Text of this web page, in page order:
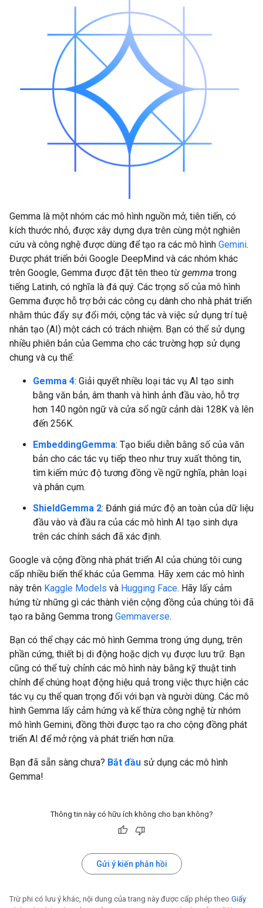
Gemma là một nhóm các mô hình nguồn mở, tiên tiến, có
kích thước nhỏ, được xây dựng dựa trên cùng một nghiên
cứu và công nghệ được dùng để tạo ra các mô hình Gemini.
Được phát triển bởi Google DeepMind và các nhóm khác
trên Google, Gemma được đặt tên theo từ gemma trong
tiếng Latinh, có nghĩa là đá quý. Các trọng số của mô hình
Gemma được hỗ trợ bởi các công cụ dành cho nhà phát triển
nhằm thúc đẩy sự đổi mới, cộng tác và việc sử dụng trí tuệ
nhân tạo (AI) một cách có trách nhiệm. Bạn có thể sử dụng
nhiều phiên bản của Gemma cho các trường hợp sử dụng
chung và cụ thể:
Gemma 4: Giải quyết nhiều loại tác vụ AI tạo sinh
bằng văn bản, âm thanh và hình ảnh đầu vào, hỗ trợ
hơn 140 ngôn ngữ và cửa sổ ngữ cảnh dài 128K và lên
đến 256K.
EmbeddingGemma: Tạo biểu diễn bằng số của văn
bản cho các tác vụ tiếp theo như truy xuất thông tin,
tìm kiếm mức độ tương đồng về ngữ nghĩa, phân loại
và phân cụm.
ShieldGemma 2: Đánh giá mức độ an toàn của dữ liệu
đầu vào và đầu ra của các mô hình AI tạo sinh dựa
trên các chính sách đã xác định.
Google và cộng đồng nhà phát triển AI của chúng tôi cung
cấp nhiều biến thể khác của Gemma. Hãy xem các mô hình
này trên Kaggle Models và Hugging Face. Hãy lấy cảm
hứng từ những gì các thành viên cộng đồng của chúng tôi đã
tạo ra bằng Gemma trong Gemmaverse.
Bạn có thể chạy các mô hình Gemma trong ứng dụng, trên
phần cứng, thiết bị di động hoặc dịch vụ được lưu trữ. Bạn
cũng có thể tuỳ chỉnh các mô hình này bằng kỹ thuật tinh
chỉnh để chúng hoạt động hiệu quả trong việc thực hiện các
tác vụ cụ thể quan trọng đối với bạn và người dùng. Các mô
hình Gemma lấy cảm hứng và kế thừa công nghệ từ nhóm
mô hình Gemini, đồng thời được tạo ra cho cộng đồng phát
triển AI để mở rộng và phát triển hơn nữa.
Bạn đã sẵn sàng chưa? Bắt đầu sử dụng các mô hình
Gemma!
Thông tin này có hữu ích không cho bạn không?
Gửi ý kiến phản hồi
Trừ phi có lưu ý khác, nội dung của trang này được cấp phép theo Giấy